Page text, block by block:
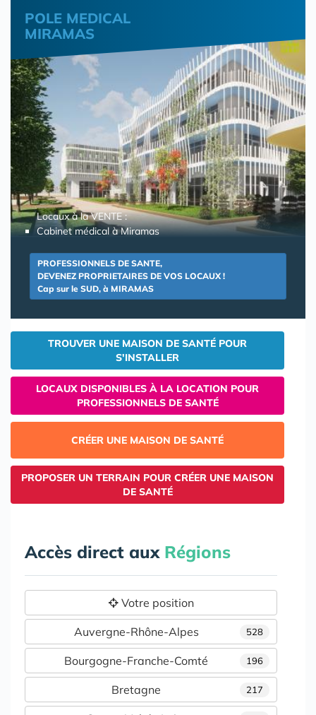
POLE MEDICAL
MIRAMAS
Locaux à la VENTE :
Cabinet médical à Miramas
PROFESSIONNELS DE SANTE,
DEVENEZ PROPRIETAIRES DE VOS LOCAUX !
Cap sur le SUD, à MIRAMAS
TROUVER UNE MAISON DE SANTÉ POUR
S'INSTALLER
LOCAUX DISPONIBLES À LA LOCATION POUR
PROFESSIONNELS DE SANTÉ
CRÉER UNE MAISON DE SANTÉ
PROPOSER UN TERRAIN POUR CRÉER UNE MAISON
DE SANTÉ
Accès direct aux Régions
Votre position
528
Auvergne-Rhône-Alpes
196
Bourgogne-Franche-Comté
217
Bretagne